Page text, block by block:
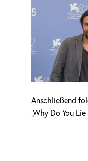
Anschließend
„Why Do You